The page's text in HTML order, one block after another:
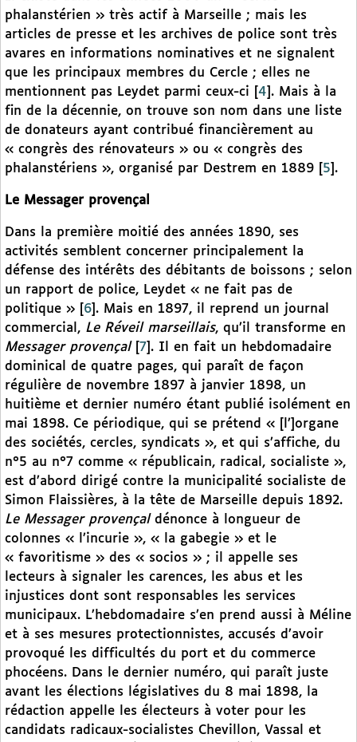
phalanstérien » très actif à Marseille ; mais les
articles de presse et les archives de police sont très
avares en informations nominatives et ne signalent
que les principaux membres du Cercle ; elles ne
mentionnent pas Leydet parmi ceux-ci
4 . Mais à la
fin de la décennie, on trouve son nom dans une liste
de donateurs ayant contribué financièrement au
« congrès des rénovateurs » ou « congrès des
phalanstériens », organisé par Destrem en 1889
5 .
Le Messager provençal
Dans la première moitié des années 1890, ses
activités semblent concerner principalement la
défense des intérêts des débitants de boissons ; selon
un rapport de police, Leydet « ne fait pas de
politique »
6 . Mais en 1897, il reprend un journal
commercial, Le Réveil marseillais, qu’il transforme en
Messager provençal[ 7 . Il en fait un hebdomadaire
dominical de quatre pages, qui paraît de façon
régulière de novembre 1897 à janvier 1898, un
huitième et dernier numéro étant publié isolément en
mai 1898. Ce périodique, qui se prétend « [l’]organe
des sociétés, cercles, syndicats », et qui s’affiche, du
n°5 au n°7 comme « républicain, radical, socialiste »,
est d’abord dirigé contre la municipalité socialiste de
Simon Flaissières, à la tête de Marseille depuis 1892.
Le Messager provençal dénonce à longueur de
colonnes « l’incurie », « la gabegie » et le
« favoritisme » des « socios » ; il appelle ses
lecteurs à signaler les carences, les abus et les
injustices dont sont responsables les services
municipaux. L’hebdomadaire s’en prend aussi à Méline
et à ses mesures protectionnistes, accusés d’avoir
provoqué les difficultés du port et du commerce
phocéens. Dans le dernier numéro, qui paraît juste
avant les élections législatives du 8 mai 1898, la
rédaction appelle les électeurs à voter pour les
candidats radicaux-socialistes Chevillon, Vassal et